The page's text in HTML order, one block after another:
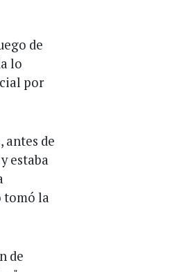
de
lo
por
antes de
estaba
tomó la
de